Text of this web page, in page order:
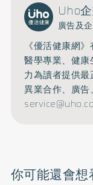
Uho
廣告及
《優活健康網
醫學專業、健
力為讀者提供最
異業合作、廣告
你可能還會想